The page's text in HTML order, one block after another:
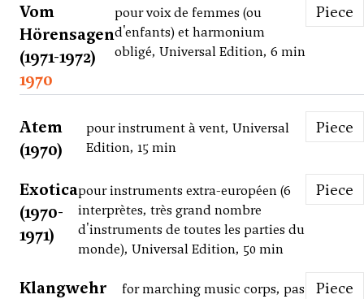
Vom
Hörensagen
(1971-1972)
pour voix de femmes (ou
d'enfants) et harmonium
obligé, Universal Edition, 6 min
Piece
1970
Atem
(1970)
pour instrument à vent, Universal
Edition, 15 min
Piece
Exotica
(1970-
1971)
pour instruments extra-européen (6
interprètes, très grand nombre
d'instruments de toutes les parties du
monde), Universal Edition, 50 min
Piece
Klangwehr for marching music corps, pas Piece